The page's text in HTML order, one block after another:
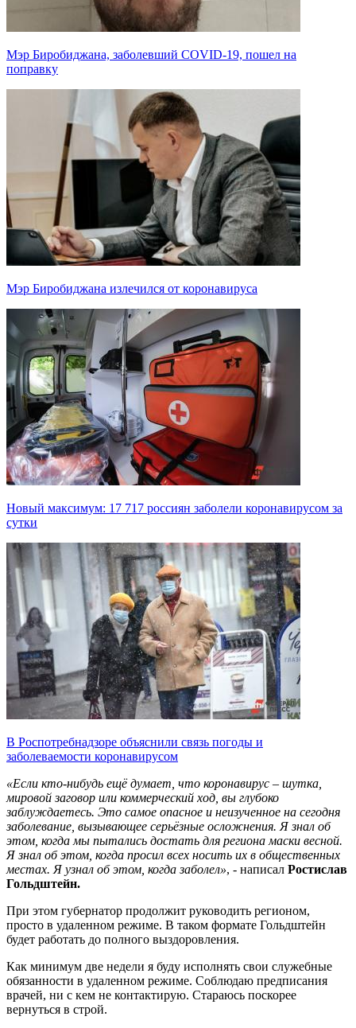
Мэр Биробиджана, заболевший COVID-19, пошел на
поправку
Мэр Биробиджана излечился от коронавируса
Новый максимум: 17 717 россиян заболели коронавирусом за
сутки
В Роспотребнадзоре объяснили связь погоды и
заболеваемости коронавирусом
«Если кто-нибудь ещё думает, что коронавирус – шутка,
мировой заговор или коммерческий ход, вы глубоко
заблуждаетесь. Это самое опасное и неизученное на сегодня
заболевание, вызывающее серьёзные осложнения. Я знал об
этом, когда мы пытались достать для региона маски весной.
Я знал об этом, когда просил всех носить их в общественных
местах. Я узнал об этом, когда заболел», - написал Ростислав
Гольдштейн.
При этом губернатор продолжит руководить регионом,
просто в удаленном режиме. В таком формате Гольдштейн
будет работать до полного выздоровления.
Как минимум две недели я буду исполнять свои служебные
обязанности в удаленном режиме. Соблюдаю предписания
врачей, ни с кем не контактирую. Стараюсь поскорее
вернуться в строй.